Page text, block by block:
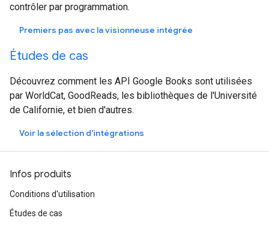
contrôler par programmation.
Premiers pas avec la visionneuse intégrée
Études de cas
Découvrez comment les API Google Books sont utilisées
par WorldCat, GoodReads, les bibliothèques de l'Université
de Californie, et bien d'autres.
Voir la sélection d'intégrations
Infos produits
Conditions d'utilisation
Études de cas